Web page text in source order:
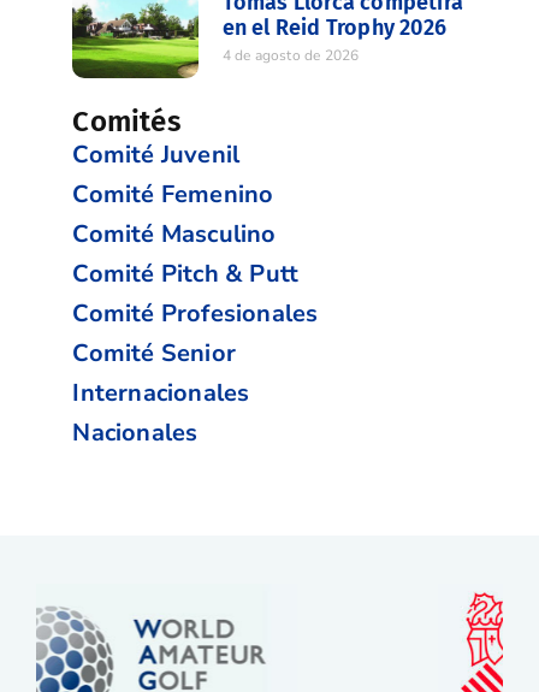
en el Reid Trophy 2026
4 de agosto de 2026
Comités
Comité Juvenil
Comité Femenino
Comité Masculino
Comité Pitch & Putt
Comité Profesionales
Comité Senior
Internacionales
Nacionales